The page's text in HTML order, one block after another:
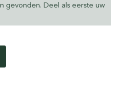
gevonden. Deel als eerste uw